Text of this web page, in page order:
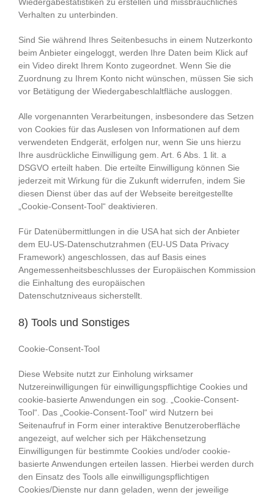
Verhalten zu unterbinden.
Sind Sie während Ihres Seitenbesuchs in einem Nutzerkonto
beim Anbieter eingeloggt, werden Ihre Daten beim Klick auf
ein Video direkt Ihrem Konto zugeordnet. Wenn Sie die
Zuordnung zu Ihrem Konto nicht wünschen, müssen Sie sich
vor Betätigung der Wiedergabeschlaltfläche ausloggen.
Alle vorgenannten Verarbeitungen, insbesondere das Setzen
von Cookies für das Auslesen von Informationen auf dem
verwendeten Endgerät, erfolgen nur, wenn Sie uns hierzu
Ihre ausdrückliche Einwilligung gem. Art. 6 Abs. 1 lit. a
DSGVO erteilt haben. Die erteilte Einwilligung können Sie
jederzeit mit Wirkung für die Zukunft widerrufen, indem Sie
diesen Dienst über das auf der Webseite bereitgestellte
„Cookie-Consent-Tool“ deaktivieren.
Für Datenübermittlungen in die USA hat sich der Anbieter
dem EU-US-Datenschutzrahmen (EU-US Data Privacy
Framework) angeschlossen, das auf Basis eines
Angemessenheitsbeschlusses der Europäischen Kommission
die Einhaltung des europäischen
Datenschutzniveaus sicherstellt.
8) Tools und Sonstiges
Cookie-Consent-Tool
Diese Website nutzt zur Einholung wirksamer
Nutzereinwilligungen für einwilligungspflichtige Cookies und
cookie-basierte Anwendungen ein sog. „Cookie-Consent-
Tool“. Das „Cookie-Consent-Tool“ wird Nutzern bei
Seitenaufruf in Form einer interaktive Benutzeroberfläche
angezeigt, auf welcher sich per Häkchensetzung
Einwilligungen für bestimmte Cookies und/oder cookie-
basierte Anwendungen erteilen lassen. Hierbei werden durch
den Einsatz des Tools alle einwilligungspflichtigen
Cookies/Dienste nur dann geladen, wenn der jeweilige